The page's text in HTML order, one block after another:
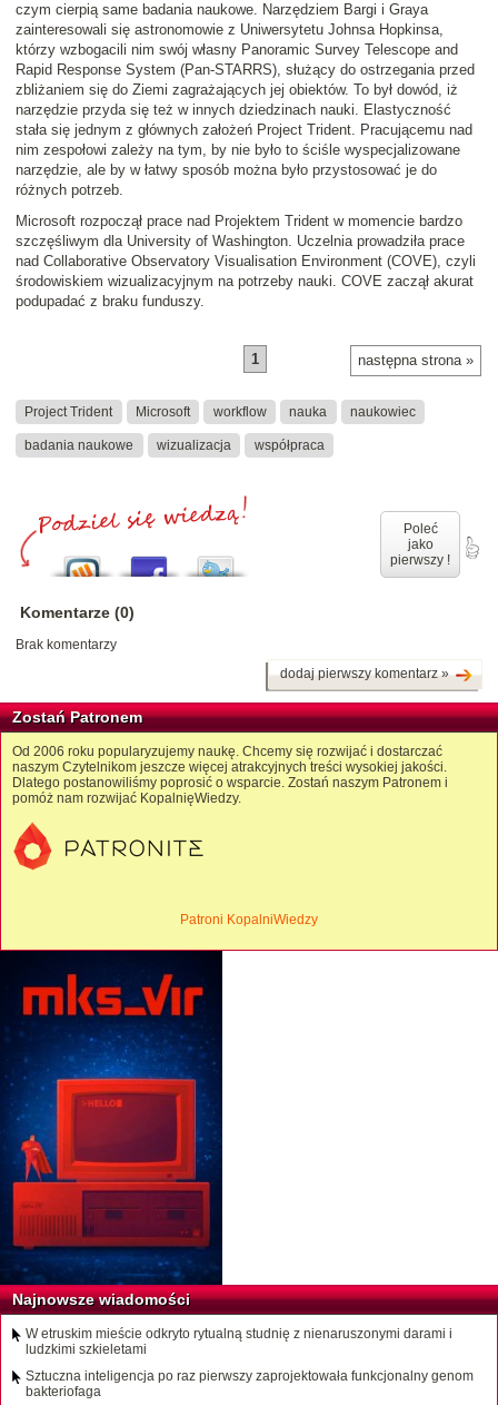
czym cierpią same badania naukowe. Narzędziem Bargi i Graya
zainteresowali się astronomowie z Uniwersytetu Johnsa Hopkinsa,
którzy wzbogacili nim swój własny Panoramic Survey Telescope and
Rapid Response System (Pan-STARRS), służący do ostrzegania przed
zbliżaniem się do Ziemi zagrażających jej obiektów. To był dowód, iż
narzędzie przyda się też w innych dziedzinach nauki. Elastyczność
stała się jednym z głównych założeń Project Trident. Pracującemu nad
nim zespołowi zależy na tym, by nie było to ściśle wyspecjalizowane
narzędzie, ale by w łatwy sposób można było przystosować je do
różnych potrzeb.
Microsoft rozpoczął prace nad Projektem Trident w momencie bardzo
szczęśliwym dla University of Washington. Uczelnia prowadziła prace
nad Collaborative Observatory Visualisation Environment (COVE), czyli
środowiskiem wizualizacyjnym na potrzeby nauki. COVE zaczął akurat
podupadać z braku funduszy.
następna strona »
1
Project Trident Microsoft workflow nauka naukowiec
badania naukowe wizualizacja współpraca
Poleć
jako
pierwszy !
Komentarze (0)
Brak komentarzy
dodaj pierwszy komentarz »
Zostań Patronem
Od 2006 roku popularyzujemy naukę. Chcemy się rozwijać i dostarczać
naszym Czytelnikom jeszcze więcej atrakcyjnych treści wysokiej jakości.
Dlatego postanowiliśmy poprosić o wsparcie. Zostań naszym Patronem i
pomóż nam rozwijać KopalnięWiedzy.
Patroni KopalniWiedzy
Najnowsze wiadomości
W etruskim mieście odkryto rytualną studnię z nienaruszonymi darami i
ludzkimi szkieletami
Sztuczna inteligencja po raz pierwszy zaprojektowała funkcjonalny genom
bakteriofaga